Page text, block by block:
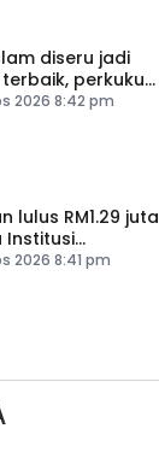
diseru jadi
perkukuh
2026 8:42 pm
lulus RM1.29 juta
Institusi
Islam Melaka
2026 8:41 pm